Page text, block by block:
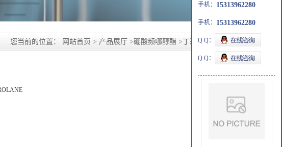
您当前的位置： 网站首页 > 产品展厅 >硼酸频哪醇酯 >丁基硼酸频呐醇酯
手机： 15313962280
手机： 15313962280
Q Q：
Q Q：